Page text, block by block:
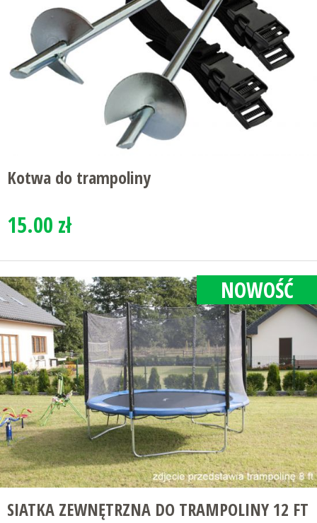
Kotwa do trampoliny
15.00 zł
NOWOŚĆ
SIATKA ZEWNĘTRZNA DO TRAMPOLINY 12 FT